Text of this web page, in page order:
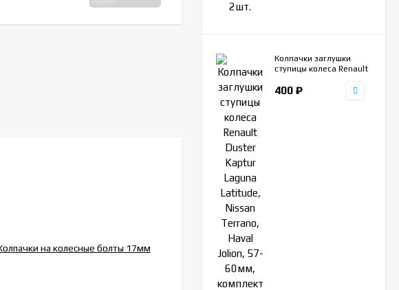
Колпачки заглушки
ступицы колеса Renault
Latitude, Nissan
400 ₽